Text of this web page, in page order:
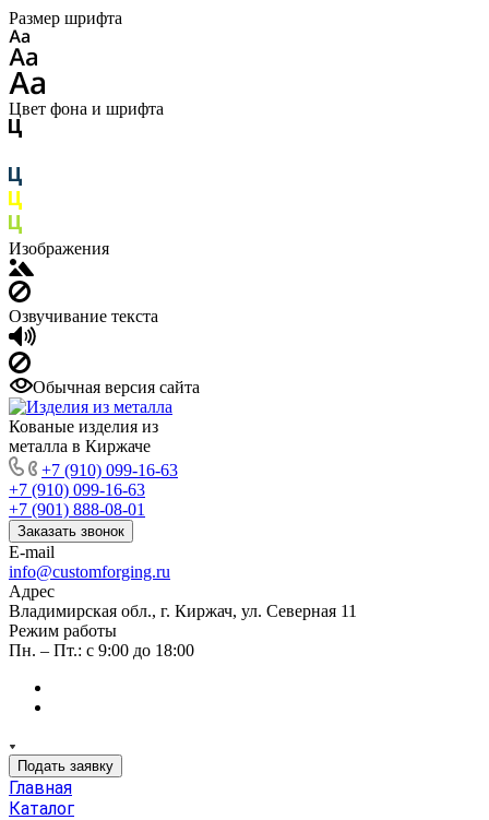
Размер шрифта
Цвет фона и шрифта
Изображения
Озвучивание текста
Обычная версия сайта
Кованые изделия из
металла в Киржаче
+7 (910) 099-16-63
+7 (910) 099-16-63
+7 (901) 888-08-01
Заказать звонок
E-mail
info@customforging.ru
Адрес
Владимирская обл., г. Киржач, ул. Северная 11
Режим работы
Пн. – Пт.: с 9:00 до 18:00
Подать заявку
Главная
Каталог